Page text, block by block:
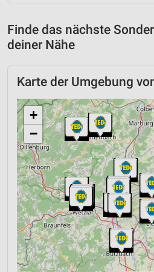
Finde das nächste
deiner Nähe
Karte der Umgebung
+
−